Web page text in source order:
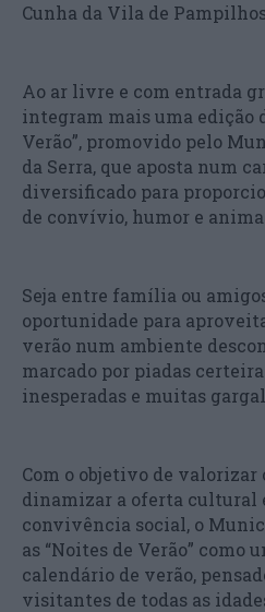
Cunha da Vila de
Ao ar livre e com entrada
integram mais uma edição
Verão”, promovido pelo
da Serra, que aposta num
diversificado para
de convívio, humor e
Seja entre família ou
oportunidade para
verão num ambiente
marcado por piadas
inesperadas e muitas
Com o objetivo de valorizar
dinamizar a oferta cultural
convivência social, o
as “Noites de Verão” como
calendário de verão,
visitantes de todas as